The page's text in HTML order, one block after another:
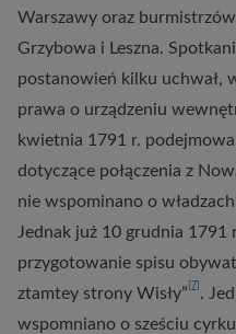
Warszawy oraz
Grzybowa i Leszna.
postanowień kilku uchwał,
prawa o urządzeniu
kwietnia 1791 r.
dotyczące połączenia z
nie wspominano o
Jednak już 10 grudnia 1791
przygotowanie spisu
ztamtey strony Wisły” [7] .
wspomniano o sześciu